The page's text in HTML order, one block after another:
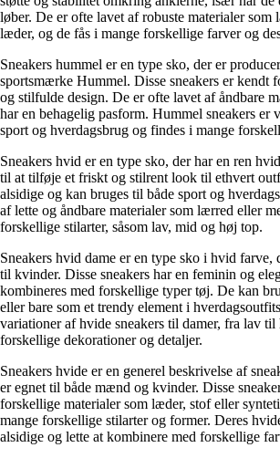
løber. De er ofte lavet af robuste materialer som
læder, og de fås i mange forskellige farver og
Sneakers hummel er en type sko, der er
sportsmærke Hummel. Disse sneakers er kendt
og stilfulde design. De er ofte lavet af åndbare
har en behagelig pasform. Hummel sneakers er
sport og hverdagsbrug og findes i mange
Sneakers hvid er en type sko, der har en ren
til at tilføje et friskt og stilrent look til ethvert
alsidige og kan bruges til både sport og
af lette og åndbare materialer som lærred eller
forskellige stilarter, såsom lav, mid og høj top.
Sneakers hvid dame er en type sko i hvid farve,
til kvinder. Disse sneakers har en feminin og
kombineres med forskellige typer tøj. De kan
eller bare som et trendy element i
variationer af hvide sneakers til damer, fra lav til
forskellige dekorationer og detaljer.
Sneakers hvide er en generel beskrivelse af
er egnet til både mænd og kvinder. Disse
forskellige materialer som læder, stof eller
mange forskellige stilarter og former. Deres
alsidige og lette at kombinere med forskellige